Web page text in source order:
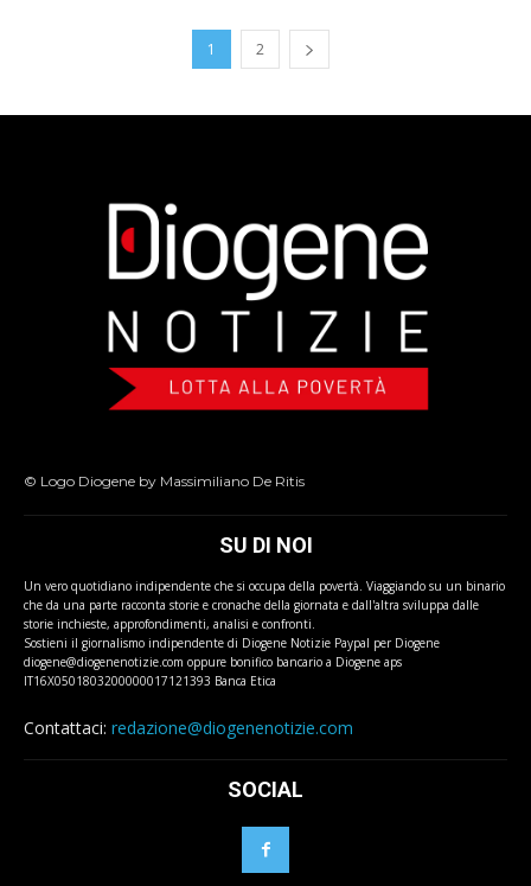
1 2
© Logo Diogene by Massimiliano De Ritis
SU DI NOI
Un vero quotidiano indipendente che si occupa della povertà. Viaggiando su un binario
che da una parte racconta storie e cronache della giornata e dall'altra sviluppa dalle
storie inchieste, approfondimenti, analisi e confronti.
Sostieni il giornalismo indipendente di Diogene Notizie Paypal per Diogene
diogene@diogenenotizie.com oppure bonifico bancario a Diogene aps
IT16X0501803200000017121393 Banca Etica
Contattaci: redazione@diogenenotizie.com
SOCIAL